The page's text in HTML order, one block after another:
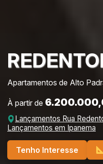
Apartamentos de Alto
À partir de
Lançamentos Rua
Lançamentos em Ipanema
Tenho Interesse